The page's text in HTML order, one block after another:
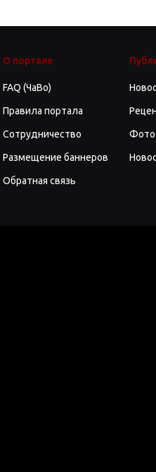
О портале
FAQ (ЧаВо)
Правила портала
Сотрудничество
Размещение баннеров
Обратная связь